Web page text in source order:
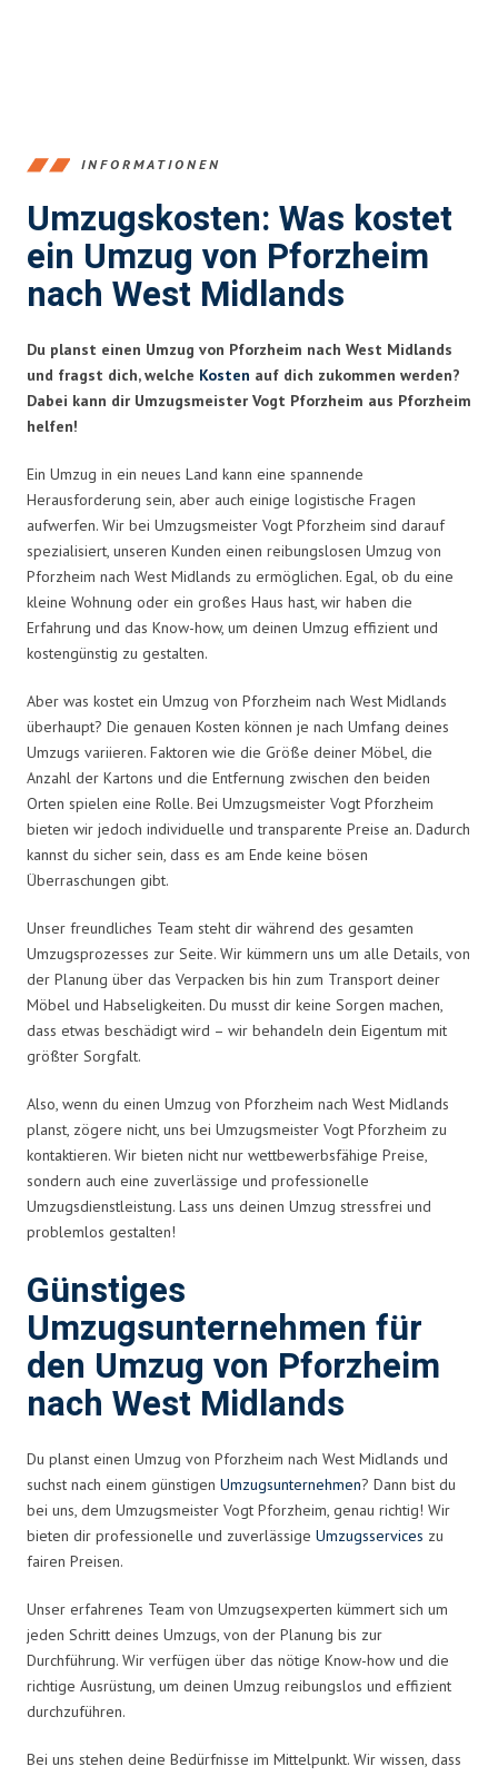
INFORMATIONEN
Umzugskosten: Was kostet
ein Umzug von Pforzheim
nach West Midlands
Du planst einen Umzug von Pforzheim nach West Midlands
und fragst dich, welche Kosten auf dich zukommen werden?
Dabei kann dir Umzugsmeister Vogt Pforzheim aus Pforzheim
helfen!
Ein Umzug in ein neues Land kann eine spannende
Herausforderung sein, aber auch einige logistische Fragen
aufwerfen. Wir bei Umzugsmeister Vogt Pforzheim sind darauf
spezialisiert, unseren Kunden einen reibungslosen Umzug von
Pforzheim nach West Midlands zu ermöglichen. Egal, ob du eine
kleine Wohnung oder ein großes Haus hast, wir haben die
Erfahrung und das Know-how, um deinen Umzug effizient und
kostengünstig zu gestalten.
Aber was kostet ein Umzug von Pforzheim nach West Midlands
überhaupt? Die genauen Kosten können je nach Umfang deines
Umzugs variieren. Faktoren wie die Größe deiner Möbel, die
Anzahl der Kartons und die Entfernung zwischen den beiden
Orten spielen eine Rolle. Bei Umzugsmeister Vogt Pforzheim
bieten wir jedoch individuelle und transparente Preise an. Dadurch
kannst du sicher sein, dass es am Ende keine bösen
Überraschungen gibt.
Unser freundliches Team steht dir während des gesamten
Umzugsprozesses zur Seite. Wir kümmern uns um alle Details, von
der Planung über das Verpacken bis hin zum Transport deiner
Möbel und Habseligkeiten. Du musst dir keine Sorgen machen,
dass etwas beschädigt wird – wir behandeln dein Eigentum mit
größter Sorgfalt.
Also, wenn du einen Umzug von Pforzheim nach West Midlands
planst, zögere nicht, uns bei Umzugsmeister Vogt Pforzheim zu
kontaktieren. Wir bieten nicht nur wettbewerbsfähige Preise,
sondern auch eine zuverlässige und professionelle
Umzugsdienstleistung. Lass uns deinen Umzug stressfrei und
problemlos gestalten!
Günstiges
Umzugsunternehmen für
den Umzug von Pforzheim
nach West Midlands
Du planst einen Umzug von Pforzheim nach West Midlands und
suchst nach einem günstigen Umzugsunternehmen? Dann bist du
bei uns, dem Umzugsmeister Vogt Pforzheim, genau richtig! Wir
bieten dir professionelle und zuverlässige Umzugsservices zu
fairen Preisen.
Unser erfahrenes Team von Umzugsexperten kümmert sich um
jeden Schritt deines Umzugs, von der Planung bis zur
Durchführung. Wir verfügen über das nötige Know-how und die
richtige Ausrüstung, um deinen Umzug reibungslos und effizient
durchzuführen.
Bei uns stehen deine Bedürfnisse im Mittelpunkt. Wir wissen, dass